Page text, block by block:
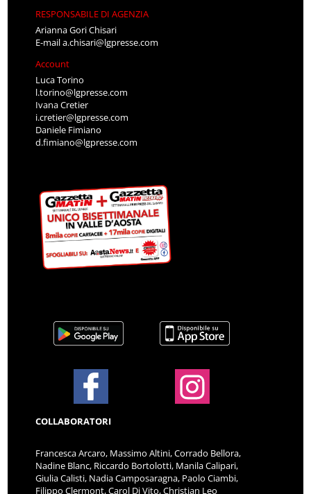
RESPONSABILE DI AGENZIA
Arianna Gori Chisari
E-maila.chisari@lgpresse.com
Account
Luca Torino
l.torino@lgpresse.com
Ivana Cretier
i.cretier@lgpresse.com
Daniele Fimiano
d.fimiano@lgpresse.com
COLLABORATORI
Francesca Arcaro, Massimo Altini, Corrado Bellora,
Nadine Blanc, Riccardo Bortolotti, Manila Calipari,
Giulia Calisti, Nadia Camposaragna, Paolo Ciambi,
Filippo Clermont, Carol Di Vito, Christian Leo